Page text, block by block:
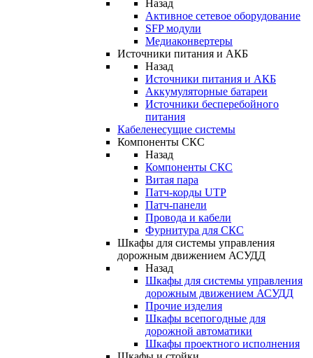
Назад
Активное сетевое оборудование
SFP модули
Медиаконвертеры
Источники питания и АКБ
Назад
Источники питания и АКБ
Аккумуляторные батареи
Источники бесперебойного
питания
Кабеленесущие системы
Компоненты СКС
Назад
Компоненты СКС
Витая пара
Патч-корды UTP
Патч-панели
Провода и кабели
Фурнитура для СКС
Шкафы для системы управления
дорожным движением АСУДД
Назад
Шкафы для системы управления
дорожным движением АСУДД
Прочие изделия
Шкафы всепогодные для
дорожной автоматики
Шкафы проектного исполнения